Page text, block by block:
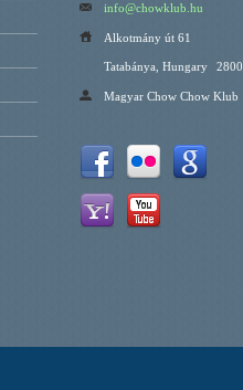
info@chowklub.hu
Alkotmány út 61
Tatabánya, Hungary 2800
Magyar Chow Chow Klub